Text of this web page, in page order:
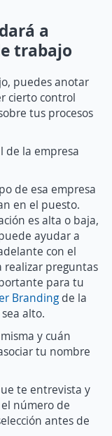
a
trabajo
puedes anotar
cierto control
tus procesos
de la empresa
de esa empresa
en el puesto.
es alta o baja,
ayudar a
con el
realizar preguntas
para tu
Brandingde la
alto.
y cuán
tu nombre
te entrevista y
número de
antes de